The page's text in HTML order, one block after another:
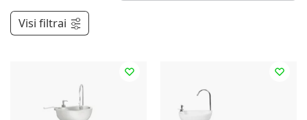
Visi filtrai